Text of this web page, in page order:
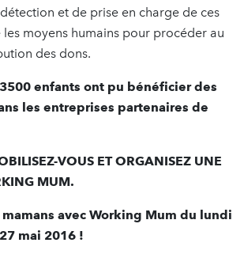
et de prise en charge de ces
moyens humains pour procéder au
des dons.
3500 enfants ont pu bénéficier des
les entreprises partenaires de
VOUS ET ORGANISEZ UNE
MUM.
avec Working Mum du lundi
mai 2016 !